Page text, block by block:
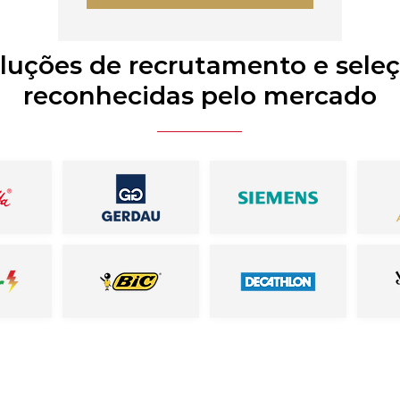
de recrutamento e
reconhecidas pelo mercado